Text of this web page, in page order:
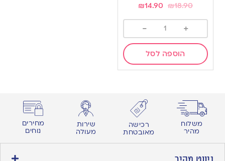
₪18.90
₪14.90
+
-
הוספה לסל
משלוח
מהיר
רכישה
מאובטחת
שירות
מעולה
מחירים
נוחים